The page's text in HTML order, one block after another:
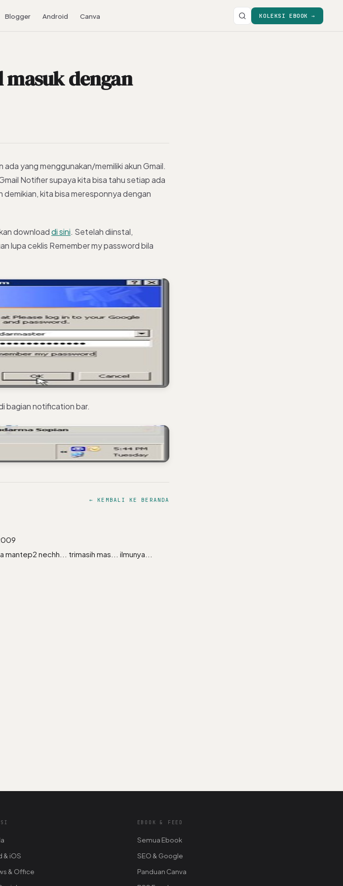
Blogger Android Canva KOLEKSI EBOOK →
masuk dengan
yang menggunakan/memiliki akun Gmail.
Notifier supaya kita bisa tahu setiap ada
kita bisa meresponnya dengan
downloaddi sini. Setelah diinstal,
lupa ceklis Remember my password bila
bagian notification bar.
← KEMBALI KE BERANDA
nechh... trimasih mas... ilmunya...
& iOS
& Office
EBOOK & FEED
Semua Ebook
SEO & Google
Panduan Canva